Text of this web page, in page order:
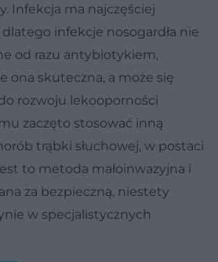
Infekcja ma najczęściej
infekcje nosogardła nie
od razu antybiotykiem,
ona skuteczna, a może się
rozwoju lekooporności
zaczęto stosować inną
trąbki słuchowej, w postaci
to metoda małoinwazyjna i
za bezpieczną, niestety
w specjalistycznych